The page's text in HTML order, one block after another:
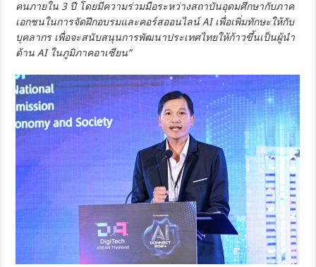
คนภายใน 3 ปี โดยมีความร่วมมือระหว่างสถาบันอุดมศึกษากับภาค
เอกชนในการจัดฝึกอบรมและคอร์สออนไลน์ AI เพื่อเพิ่มทักษะให้กับ
บุคลากร เพื่อจะสนับสนุนการพัฒนาประเทศไทยให้ก้าวขึ้นเป็นผู้นำ
ด้าน AI ในภูมิภาคอาเซียน”